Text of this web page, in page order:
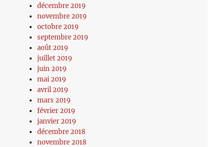
décembre 2019
novembre 2019
octobre 2019
septembre 2019
août 2019
juillet 2019
juin 2019
mai 2019
avril 2019
mars 2019
février 2019
janvier 2019
décembre 2018
novembre 2018